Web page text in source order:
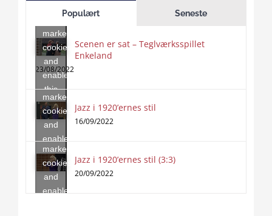
Populært Seneste
accept
marketing
cookies
and
enable
this
content
Scenen er sat – Teglværksspillet
Enkeland
23/08/2022
Click
to
marketing
cookies
and
enable
this
content
Jazz i 1920’ernes stil
16/09/2022
Click
to
accept
marketing
cookies
and
enable
Jazz i 1920’ernes stil (3:3)
20/09/2022